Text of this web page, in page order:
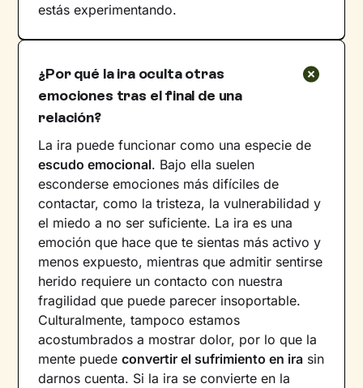
estás experimentando.
¿Por qué la ira oculta otras
emociones tras el final de una
relación?
La ira puede funcionar como una especie de
escudo emocional. Bajo ella suelen
esconderse emociones más difíciles de
contactar, como la tristeza, la vulnerabilidad y
el miedo a no ser suficiente. La ira es una
emoción que hace que te sientas más activo y
menos expuesto, mientras que admitir sentirse
herido requiere un contacto con nuestra
fragilidad que puede parecer insoportable.
Culturalmente, tampoco estamos
acostumbrados a mostrar dolor, por lo que la
mente puedeconvertir el sufrimiento en ira sin
darnos cuenta. Si la ira se convierte en la